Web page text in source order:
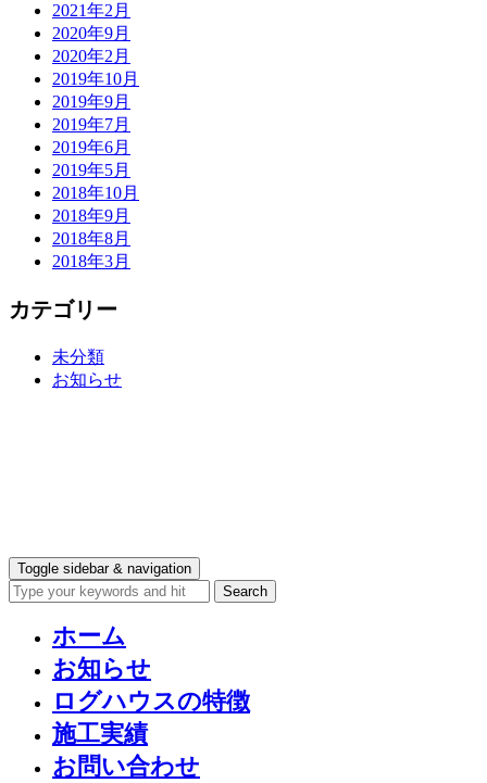
2021年2月
2020年9月
2020年2月
2019年10月
2019年9月
2019年7月
2019年6月
2019年5月
2018年10月
2018年9月
2018年8月
2018年3月
カテゴリー
未分類
お知らせ
Toggle sidebar & navigation
ホーム
お知らせ
ログハウスの特徴
施工実績
お問い合わせ